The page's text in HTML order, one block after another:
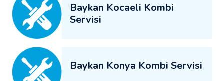
Baykan Kocaeli Kombi
Servisi
Baykan Konya Kombi Servisi